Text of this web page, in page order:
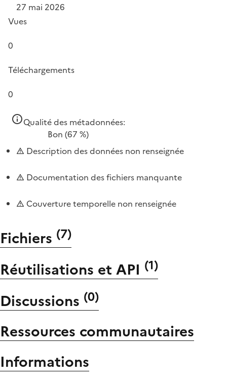
27 mai 2026
Vues
0
Téléchargements
0
Qualité des métadonnées:
Bon (67 %)
Description des données non renseignée
Documentation des fichiers manquante
Couverture temporelle non renseignée
Fichiers (7)
Réutilisations et API (1)
Discussions (0)
Ressources communautaires
Informations